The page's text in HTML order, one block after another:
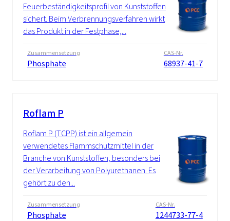
Feuerbeständigkeitsprofil von Kunststoffen
sichert. Beim Verbrennungsverfahren wirkt
das Produkt in der Festphase,...
Zusammensetzung
Phosphate
CAS-Nr.
68937-41-7
Roflam P
Roflam P (TCPP) ist ein allgemein
verwendetes Flammschutzmittel in der
Branche von Kunststoffen, besonders bei
der Verarbeitung von Polyurethanen. Es
gehört zu den...
Zusammensetzung
Phosphate
CAS-Nr.
1244733-77-4